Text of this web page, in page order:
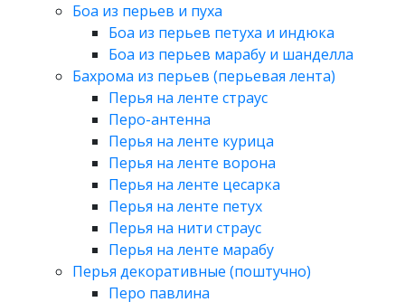
Боа из перьев и пуха
Боа из перьев петуха и индюка
Боа из перьев марабу и шанделла
Бахрома из перьев (перьевая лента)
Перья на ленте страус
Перо-антенна
Перья на ленте курица
Перья на ленте ворона
Перья на ленте цесарка
Перья на ленте петух
Перья на нити страус
Перья на ленте марабу
Перья декоративные (поштучно)
Перо павлина